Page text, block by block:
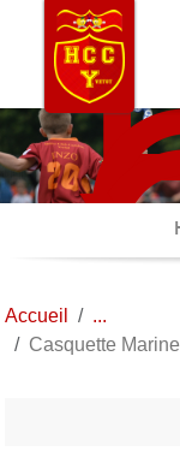
Accueil
Casquette
Panneau de gestion